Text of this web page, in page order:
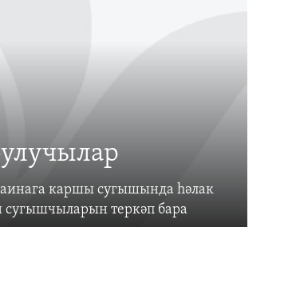
каршы сугышында һәлак
сугышчыларын теркәп бара